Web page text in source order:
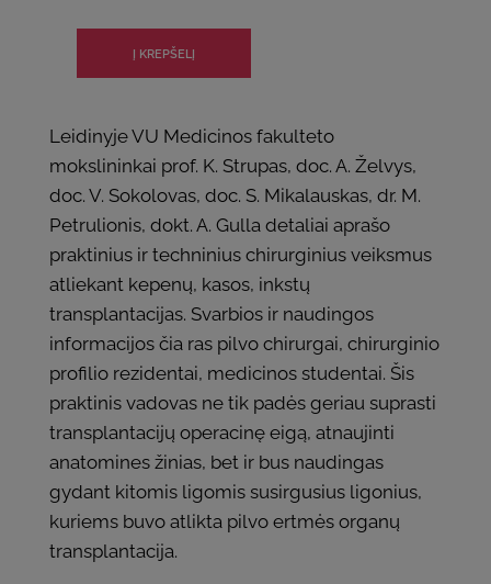
Leidinyje VU Medicinos fakulteto
mokslininkai prof. K. Strupas, doc. A. Želvys,
doc. V. Sokolovas, doc. S. Mikalauskas, dr. M.
Petrulionis, dokt. A. Gulla detaliai aprašo
praktinius ir techninius chirurginius veiksmus
atliekant kepenų, kasos, inkstų
transplantacijas. Svarbios ir naudingos
informacijos čia ras pilvo chirurgai, chirurginio
profilio rezidentai, medicinos studentai. Šis
praktinis vadovas ne tik padės geriau suprasti
transplantacijų operacinę eigą, atnaujinti
anatomines žinias, bet ir bus naudingas
gydant kitomis ligomis susirgusius ligonius,
kuriems buvo atlikta pilvo ertmės organų
transplantacija.